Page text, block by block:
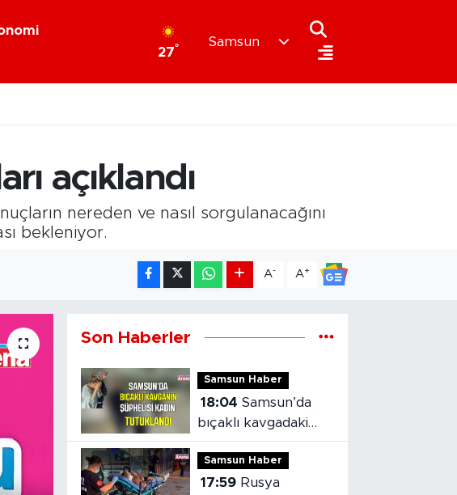
27°
Samsun
açıklandı
nereden ve nasıl sorgulanacağını
bekleniyor.
A- A+
Son Haberler
Samsun Haber
18:04 Samsun’da
bıçaklı kavgadaki
kadın şüpheli
tutuklandı
Samsun Haber
17:59